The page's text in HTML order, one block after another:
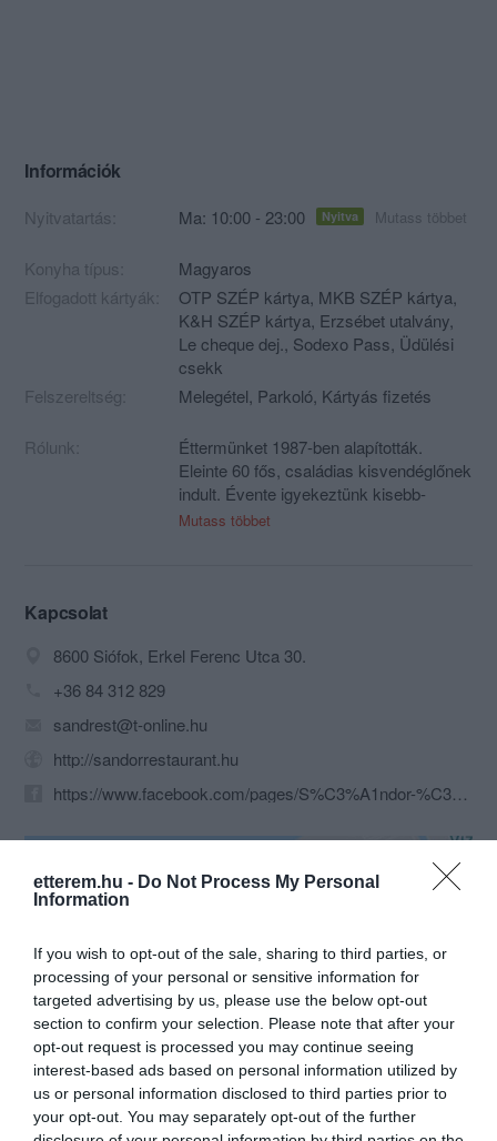
etterem.hu - Do Not Process My Personal
Information
If you wish to opt-out of the sale, sharing to third parties, or
processing of your personal or sensitive information for
targeted advertising by us, please use the below opt-out
section to confirm your selection. Please note that after your
opt-out request is processed you may continue seeing
interest-based ads based on personal information utilized by
us or personal information disclosed to third parties prior to
your opt-out. You may separately opt-out of the further
Információk
Nyitvatartás: Ma: 10:00 - 23:00 Nyitva Mutass többet
Konyha típus:
Magyaros
Elfogadott kártyák:
OTP SZÉP kártya, MKB SZÉP kártya,
K&H SZÉP kártya, Erzsébet utalvány,
Le cheque dej., Sodexo Pass, Üdülési
csekk
Felszereltség:
Melegétel, Parkoló, Kártyás fizetés
Rólunk:
Éttermünket 1987-ben alapították.
Eleinte 60 fős, családias kisvendéglőnek
indult. Évente igyekeztünk kisebb-
nagyobb lépésekkel fejleszteni. Így értük
Mutass többet
Kapcsolat
8600 Siófok, Erkel Ferenc Utca 30.
+36 84 312 829
sandrest@t-online.hu
http://sandorrestaurant.hu
https://www.facebook.com/pages/S%C3%A1ndor-%C3%89tterem-hivatalos/399897493386065
Probléma jelentése Te vagy a tulajdonos?